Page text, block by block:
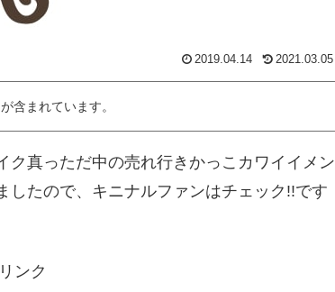
2019.04.14 2021.03.05
含まれています。
真っただ中の売れ行きかっこカワイイメン
したので、キニナルファンはチェック!!です
ンク